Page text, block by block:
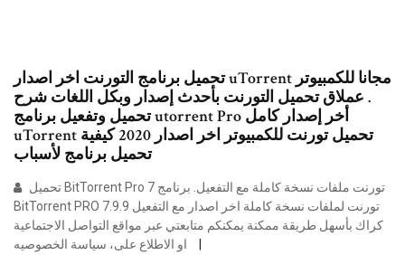
تحميل برنامج التورنت اخر اصدار uTorrent مجانا للكمبيوتر
. عملاق تحميل التورنت بأحدث إصدار وبكل اللغات شرح
تحميل وتفعيل برنامج utorrent Pro أخر إصدار كامل
uTorrent تحميل تورنت للكمبيوتر اخر اصدار 2020 كيفية
تحميل برنامج لأسباب
BitTorrent PRO 7.9.9 تورنت لملفات نسخة كاملة اخر اصدار مع التفعيل
كراك بأسهل طريقة ممكنة يمكنكم متابعتي عبر مواقع التواصل الاجتماعية